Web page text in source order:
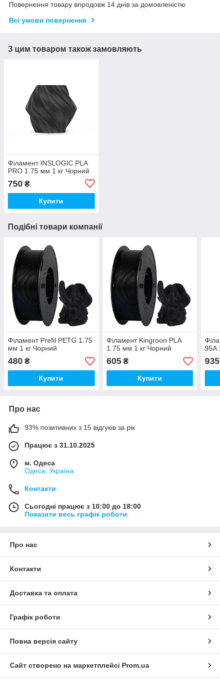
Повернення товару впродовж 14 днів за домовленістю
Всі умови повернення
З цим товаром також замовляють
Філамент INSLOGIC PLA
PRO 1.75 мм 1 кг Чорний
750 ₴
Купити
Подібні товари компанії
Філамент Prefil PETG 1.75
мм 1 кг Чорний
480 ₴
Купити
Філамент Kingroon PLA
1.75 мм 1 кг Чорний
605₴
Купити
95A
935
Про нас
93% позитивних з 15 відгуків за рік
Працює з 31.10.2025
м. Одеса
Одеса, Україна
Контакти
Сьогодні працює з 10:00 до 18:00
Показати весь графік роботи
Про нас
Контакти
Доставка та оплата
Графік роботи
Повна версія сайту
Сайт створено на маркетплейсі Prom.ua